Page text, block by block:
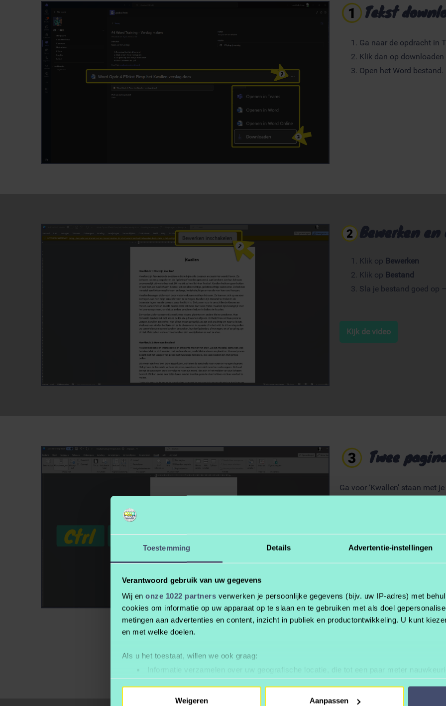
Toestemming Details Advertentie-instellingen
Verantwoord gebruik van uw gegevens
Wij en onze 1022 partners verwerken je persoonlijke gegevens (bijv. uw IP-adres) met
cookies om informatie op uw apparaat op te slaan en te gebruiken met als doel
metingen aan advertenties en content, inzicht in publiek en productontwikkeling. U kunt
en met welke doelen.
Als u het toestaat, willen we ook graag:
Informatie verzamelen over uw geografische locatie, die tot een paar meter
Uw apparaat identificeren door het actief te scannen op specifieke eigenschappen
Weigeren Aanpassen
Tekst
Ga naar de opdracht in
Klik dan op downloaden
Open het Word bestand.
Bewerken
Klik op Bewerken
Klik op Bestand
Sla je bestand goed op –
Kijk de video
Twee
Ga voor ‘Kwallen’ staan met
Om die nieuwe pagina’s goed